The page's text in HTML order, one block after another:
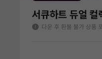
서큐하트 듀얼 컬
다운 후 환불 불가 상품